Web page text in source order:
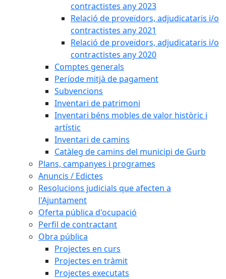
contractistes any 2023
Relació de proveïdors, adjudicataris i/o
contractistes any 2021
Relació de proveïdors, adjudicataris i/o
contractistes any 2020
Comptes generals
Període mitjà de pagament
Subvencions
Inventari de patrimoni
Inventari béns mobles de valor històric i
artístic
Inventari de camins
Catàleg de camins del municipi de Gurb
Plans, campanyes i programes
Anuncis / Edictes
Resolucions judicials que afecten a
l'Ajuntament
Oferta pública d'ocupació
Perfil de contractant
Obra pública
Projectes en curs
Projectes en tràmit
Projectes executats